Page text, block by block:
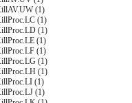
(1)
(1)
(1)
(1)
(1)
(1)
(1)
(1)
(1)